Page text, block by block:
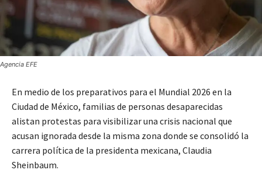
Agencia EFE
En medio de los preparativos para el Mundial 2026 en la
Ciudad de México, familias de personas desaparecidas
alistan protestas para visibilizar una crisis nacional que
acusan ignorada desde la misma zona donde se consolidó la
carrera política de la presidenta mexicana, Claudia
Sheinbaum.